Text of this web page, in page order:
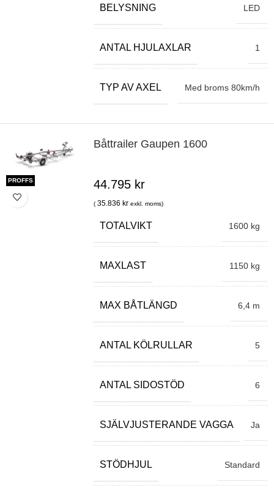
BELYSNING LED
ANTAL HJULAXLAR 1
TYP AV AXEL Med broms 80km/h
PROFFS
Båttrailer Gaupen 1600
44.795 kr
(35.836 kr exkl. moms)
TOTALVIKT 1600 kg
MAXLAST 1150 kg
MAX BÅTLÄNGD 6,4 m
ANTAL KÖLRULLAR 5
ANTAL SIDOSTÖD 6
SJÄLVJUSTERANDE VAGGA Ja
STÖDHJUL Standard